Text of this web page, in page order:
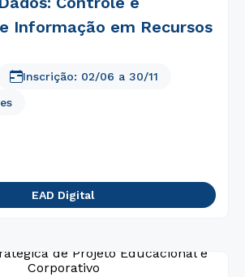
Informação em Recursos
Inscrição: 02/06 a 30/11
EAD Digital